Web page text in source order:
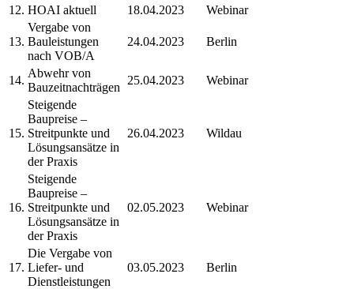
12. HOAI aktuell 18.04.2023 Webinar
13.
Vergabe von
Bauleistungen
nach VOB/A
24.04.2023 Berlin
14.
Abwehr von
Bauzeitnachträgen
25.04.2023 Webinar
15.
Steigende
Baupreise –
Streitpunkte und
Lösungsansätze in
der Praxis
26.04.2023 Wildau
16.
Steigende
Baupreise –
Streitpunkte und
Lösungsansätze in
der Praxis
02.05.2023 Webinar
17.
Die Vergabe von
Liefer- und
Dienstleistungen
03.05.2023 Berlin